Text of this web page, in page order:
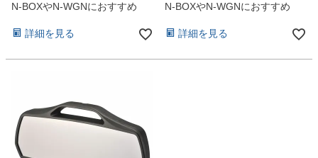
N-BOXやN-WGNにおすすめ
詳細を見る
N-BOXやN-WGNにおすすめ
詳細を見る